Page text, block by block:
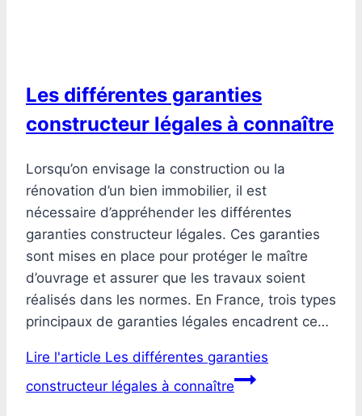
Les différentes garanties
constructeur légales à connaître
Lorsqu’on envisage la construction ou la
rénovation d’un bien immobilier, il est
nécessaire d’appréhender les différentes
garanties constructeur légales. Ces garanties
sont mises en place pour protéger le maître
d’ouvrage et assurer que les travaux soient
réalisés dans les normes. En France, trois types
principaux de garanties légales encadrent ce…
Lire l'article Les différentes garanties
constructeur légales à connaître